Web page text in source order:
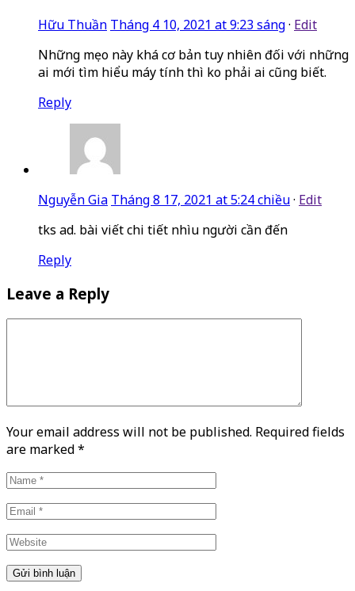
Hữu Thuần Tháng 4 10, 2021 at 9:23 sáng· Edit
Những mẹo này khá cơ bản tuy nhiên đối với những
ai mới tìm hiểu máy tính thì ko phải ai cũng biết.
Reply
Nguyễn Gia Tháng 8 17, 2021 at 5:24 chiều· Edit
tks ad. bài viết chi tiết nhìu người cần đến
Reply
Leave a Reply
Your email address will not be published. Required fields
are marked*